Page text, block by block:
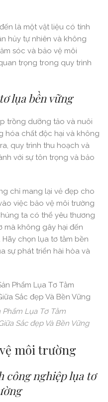
là một vật liệu có tính
hủy tự nhiên và không
sóc và bảo vệ môi
trọng trong quy trình
lụa bền vững
trồng dưỡng tảo và nuôi
hóa chất độc hại và không
quy trình thu hoạch và
với sự tôn trọng và bảo
chỉ mang lại vẻ đẹp cho
việc bảo vệ môi trường
ta có thể yêu thương
mà không gây hại đến
chọn lụa tơ tằm bền
sự phát triển hài hòa và
Lụa Tơ Tằm
Sắc đẹp Và Bền Vững
môi trường
công nghiệp lụa tơ